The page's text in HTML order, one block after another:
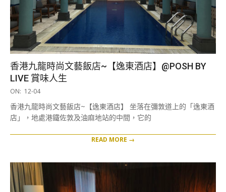
香港九龍時尚文藝飯店~【逸東酒店】@POSH BY
LIVE 賞味人生
2019-
04
ON: 12-04
香港九龍時尚文藝飯店~【逸東酒店】 坐落在彌敦道上的「逸東酒
店」，地處港鐵佐敦及油麻地站的中間，它的
READ MORE →